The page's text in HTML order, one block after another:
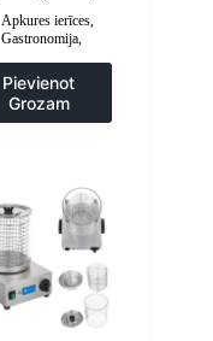
Apkures ierīces,
Gastronomija,
sildīšanas
plāksnes,Grila
šķīvji,Virtuve
Pievienot
Grozam